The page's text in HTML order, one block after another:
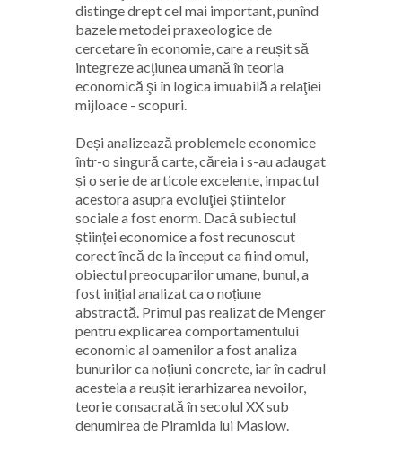
distinge drept cel mai important, punînd
bazele metodei praxeologice de
cercetare în economie, care a reușit să
integreze acţiunea umană în teoria
economică şi în logica imuabilă a relaţiei
mijloace - scopuri.
Deși analizează problemele economice
într-o singură carte, căreia i s-au adaugat
și o serie de articole excelente, impactul
acestora asupra evoluţiei știintelor
sociale a fost enorm. Dacă subiectul
științei economice a fost recunoscut
corect încă de la început ca fiind omul,
obiectul preocuparilor umane, bunul, a
fost inițial analizat ca o noțiune
abstractă. Primul pas realizat de Menger
pentru explicarea comportamentului
economic al oamenilor a fost analiza
bunurilor ca noțiuni concrete, iar în cadrul
acesteia a reușit ierarhizarea nevoilor,
teorie consacrată în secolul XX sub
denumirea de Piramida lui Maslow.